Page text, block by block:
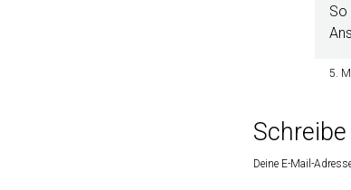
So
5.
Deine E-Mail-